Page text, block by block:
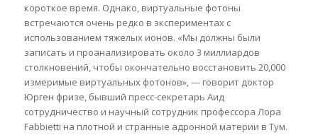
короткое время. Однако, виртуальные фотоны
встречаются очень редко в экспериментах с
использованием тяжелых ионов. «Мы должны были
записать и проанализировать около 3 миллиардов
столкновений, чтобы окончательно восстановить 20,000
измеримые виртуальных фотонов», — говорит доктор
Юрген фризе, бывший пресс-секретарь Аид
сотрудничество и научный сотрудник профессора Лора
Fabbietti на плотной и странные адронной материи в Тум.